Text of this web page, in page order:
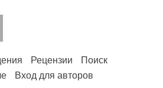
Рецензии
Поиск
Вход для авторов